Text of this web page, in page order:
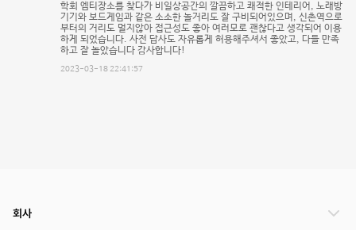
학회 엠티장소를 찾다가 비일상공간의 깔끔하고 쾌적한 인테리어, 노래방
기기와 보드게임과 같은 소소한 놀거리도 잘 구비되어있으며, 신촌역으로
부터의 거리도 멀지않아 접근성도 좋아 여러모로 괜찮다고 생각되어 이용
하게 되었습니다. 사전 답사도 자유롭게 허용해주셔서 좋았고, 다들 만족
하고 잘 놀았습니다 감사합니다!
2023-03-18 22:41:57
회사